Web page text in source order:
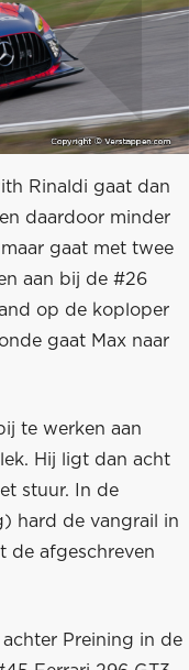
Rinaldi gaat dan
daardoor minder
gaat met twee
aan bij de #26
op de koploper
gaat Max naar
te werken aan
Hij ligt dan acht
stuur. In de
hard de vangrail in
de afgeschreven
Preining in de